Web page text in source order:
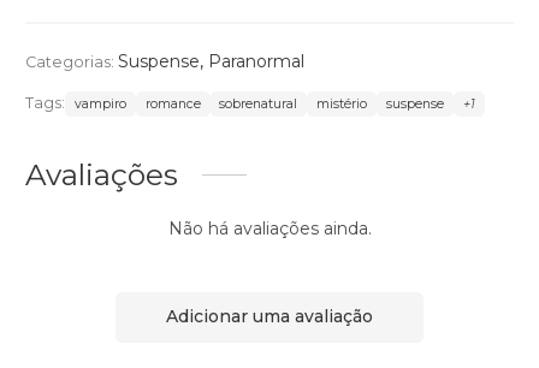
Categorias: Suspense, Paranormal
Tags: vampiro romance sobrenatural mistério suspense +1
Avaliações
Não há avaliações ainda.
Adicionar uma avaliação